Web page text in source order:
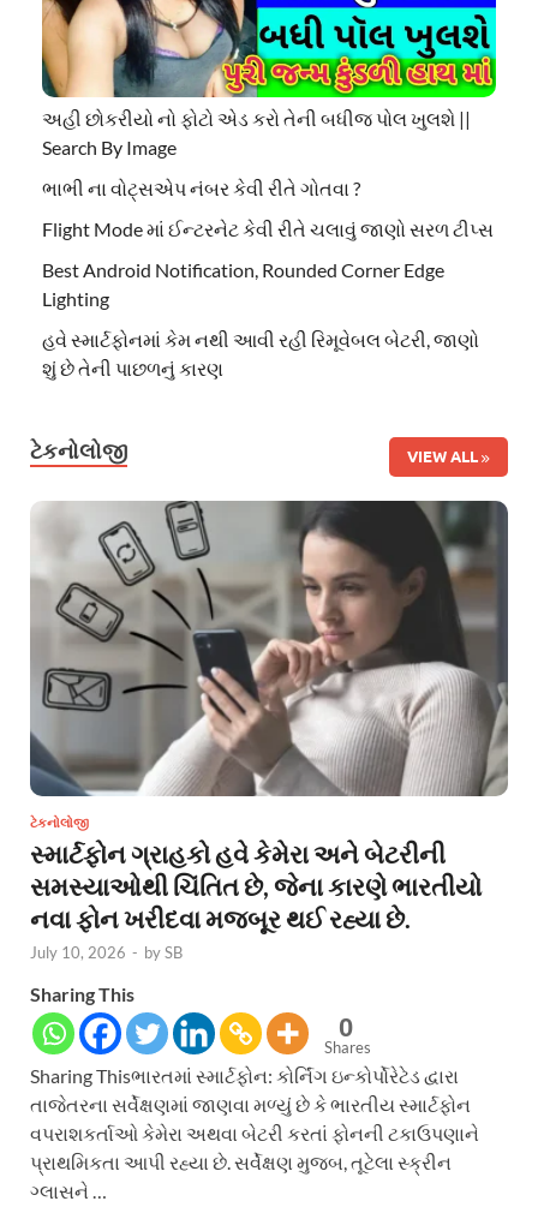
અહી છોકરીયો નો ફોટો એડ કરો તેની બધીજ પોલ ખુલશે ||
Search By Image
ભાભી ના વોટ્સએપ નંબર કેવી રીતે ગોતવા ?
Flight Mode માં ઈન્ટરનેટ કેવી રીતે ચલાવું જાણો સરળ ટીપ્સ
Best Android Notification, Rounded Corner Edge
Lighting
હવે સ્માર્ટફોનમાં કેમ નથી આવી રહી રિમૂવેબલ બેટરી, જાણો
શું છે તેની પાછળનું કારણ
ટેકનોલોજી VIEW ALL
ટેકનોલોજી
સ્માર્ટફોન ગ્રાહકો હવે કેમેરા અને બેટરીની
સમસ્યાઓથી ચિંતિત છે, જેના કારણે ભારતીયો
નવા ફોન ખરીદવા મજબૂર થઈ રહ્યા છે.
July 10, 2026 - bySB
Sharing This
0
Shares
Sharing Thisભારતમાં સ્માર્ટફોન: કોર્નિંગ ઇન્કોર્પોરેટેડ દ્વારા
તાજેતરના સર્વેક્ષણમાં જાણવા મળ્યું છે કે ભારતીય સ્માર્ટફોન
વપરાશકર્તાઓ કેમેરા અથવા બેટરી કરતાં ફોનની ટકાઉપણાને
પ્રાથમિકતા આપી રહ્યા છે. સર્વેક્ષણ મુજબ, તૂટેલા સ્ક્રીન
ગ્લાસને …